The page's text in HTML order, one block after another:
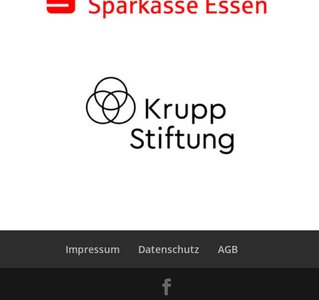
Impressum Datenschutz AGB